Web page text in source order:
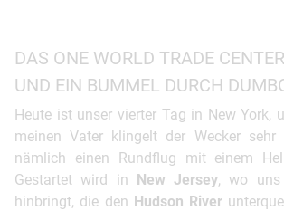
DAS ONE WORLD TRADE
UND EIN BUMMEL DURCH
Heute ist unser vierter Tag in New York,
meinen Vater klingelt der Wecker
nämlich einen Rundflug mit einem
Gestartet wird in New Jersey, wo uns
hinbringt, die den Hudson River